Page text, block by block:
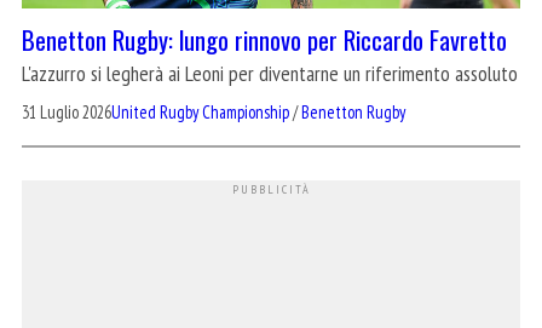
Benetton Rugby: lungo rinnovo per Riccardo Favretto
L'azzurro si legherà ai Leoni per diventarne un riferimento assoluto
31 Luglio 2026United Rugby Championship/Benetton Rugby